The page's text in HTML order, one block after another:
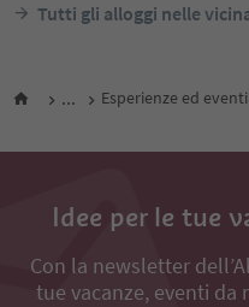
Tutti gli alloggi nelle
... Esperienze ed eventi
Idee per le tue
Con la newsletter
tue vacanze, eventi da